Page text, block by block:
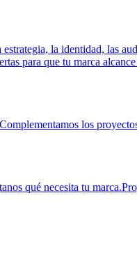
estrategia, la identidad, las
para que tu marca
Complementamos los
qué necesita tu marca.